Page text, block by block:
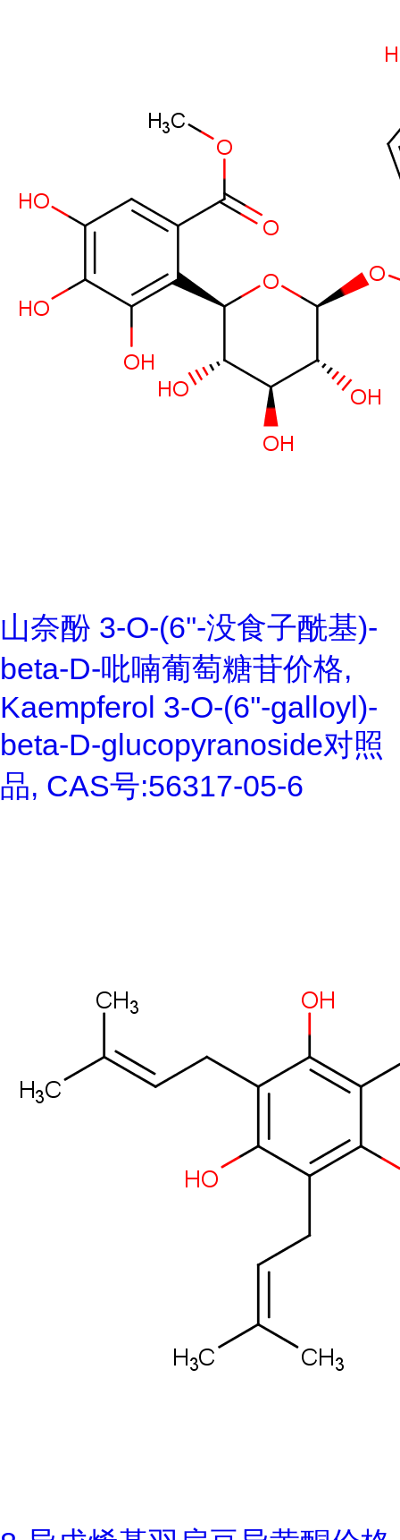
山奈酚 3-O-(6''-没食子酰基)-
beta-D-吡喃葡萄糖苷价格,
Kaempferol 3-O-(6''-galloyl)-
beta-D-glucopyranoside对照
品, CAS号:56317-05-6